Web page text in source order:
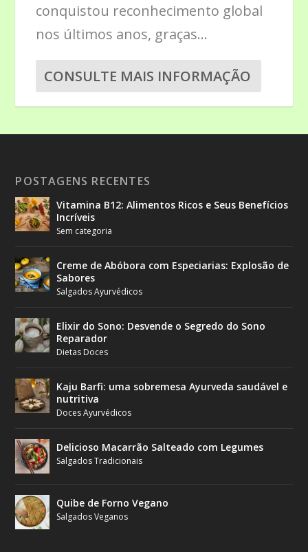
conquistou reconhecimento global
nos últimos anos, graças...
CONSULTE MAIS INFORMAÇÃO
POSTAGENS RECENTES
Vitamina B12: Alimentos Ricos e Seus Benefícios
Incríveis
Sem categoria
Creme de Abóbora com Especiarias: Explosão de
Sabores
Salgados Ayurvédicos
Elixir do Sono: Desvende o Segredo do Sono
Reparador
Dietas Doces
Kaju Barfi: uma sobremesa Ayurveda saudável e
nutritiva
Doces Ayurvédicos
Delicioso Macarrão Salteado com Legumes
Salgados Tradicionais
Quibe de Forno Vegano
Salgados Veganos